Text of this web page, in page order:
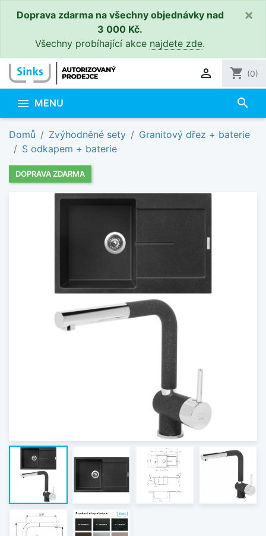
Doprava zdarma na všechny objednávky nad
3 000 Kč.
Všechny probíhající akce najdete zde.
×
 shopping_cart (0)
 MENU search
Domů Zvýhodněné sety
Granitový dřez + baterie
S odkapem + baterie
DOPRAVA ZDARMA